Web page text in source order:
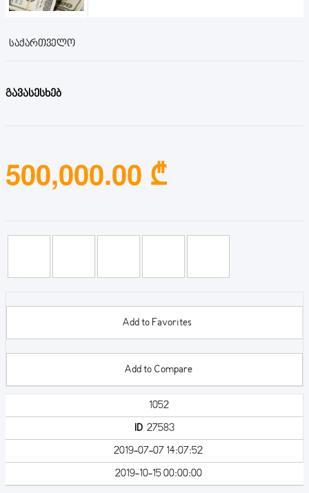
ᲡᲐᲥᲐᲠᲗᲕᲔᲚᲝ
გავასესხებ
500,000.00 ₾
Add to Favorites
Add to Compare
1052
ID27583
2019-07-07 14:07:52
2019-10-15 00:00:00